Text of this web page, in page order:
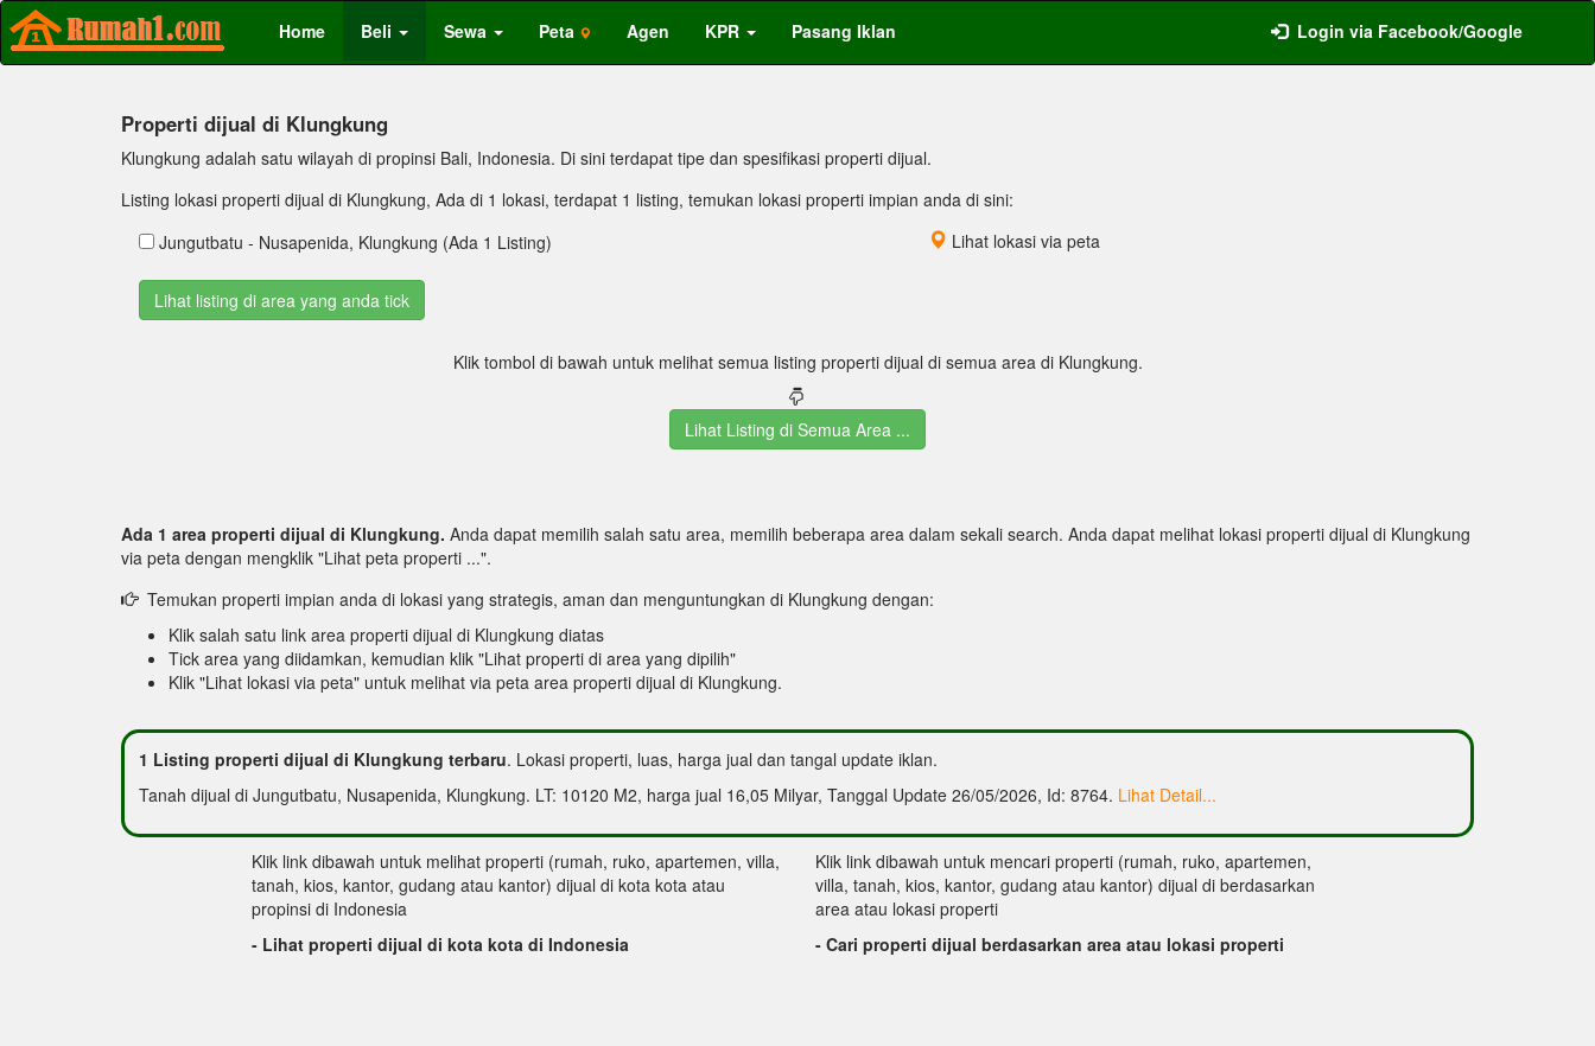
Home Beli Sewa Peta Agen KPR Pasang Iklan Login via Facebook/Google
Properti dijual di Klungkung
Klungkung adalah satu wilayah di propinsi Bali, Indonesia. Di sini terdapat tipe dan spesifikasi properti dijual.
Listing lokasi properti dijual di Klungkung, Ada di 1 lokasi, terdapat 1 listing, temukan lokasi properti impian anda di sini:
Jungutbatu - Nusapenida, Klungkung (Ada 1 Listing)
Lihat lokasi via peta
Klik tombol di bawah untuk melihat semua listing properti dijual di semua area di Klungkung.
Lihat Listing di Semua Area ...
Ada 1 area properti dijual di Klungkung. Anda dapat memilih salah satu area, memilih beberapa area dalam sekali search. Anda dapat melihat lokasi properti dijual di Klungkung
via peta dengan mengklik "Lihat peta properti ...".
Temukan properti impian anda di lokasi yang strategis, aman dan menguntungkan di Klungkung dengan:
Klik salah satu link area properti dijual di Klungkung diatas
Tick area yang diidamkan, kemudian klik "Lihat properti di area yang dipilih"
Klik "Lihat lokasi via peta" untuk melihat via peta area properti dijual di Klungkung.
1 Listing properti dijual di Klungkung terbaru. Lokasi properti, luas, harga jual dan tangal update iklan.
Tanah dijual di Jungutbatu, Nusapenida, Klungkung. LT: 10120 M2, harga jual 16,05 Milyar, Tanggal Update 26/05/2026, Id: 8764. Lihat Detail...
Klik link dibawah untuk melihat properti (rumah, ruko, apartemen, villa,
tanah, kios, kantor, gudang atau kantor) dijual di kota kota atau
propinsi di Indonesia
- Lihat properti dijual di kota kota di Indonesia
Klik link dibawah untuk mencari properti (rumah, ruko, apartemen,
villa, tanah, kios, kantor, gudang atau kantor) dijual di berdasarkan
area atau lokasi properti
- Cari properti dijual berdasarkan area atau lokasi properti